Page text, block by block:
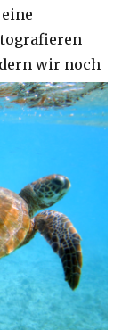
wir noch